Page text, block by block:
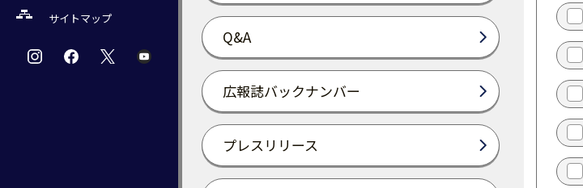
サイトマップ
Q&A
広報誌バックナンバー
プレスリリース